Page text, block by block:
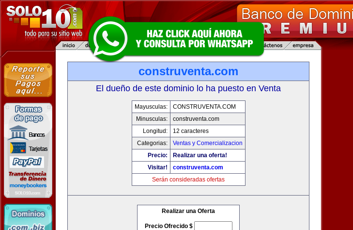
construventa.com
El dueño de este dominio lo ha puesto en Venta
Mayusculas:
CONSTRUVENTA.COM
Minusculas:
construventa.com
Longitud:
12 caracteres
Categorias:
Ventas y Comercializacion
Precio:
Realizar una oferta!
Visitar!
construventa.com
Serán consideradas ofertas
Realizar una Oferta
Precio Ofrecido $